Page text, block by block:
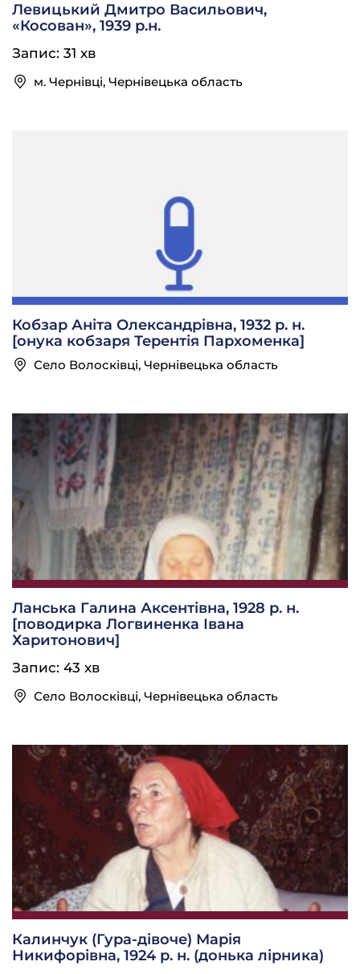
Левицький Дмитро Васильович,
«Косован», 1939 р.н.
Запис: 31 хв
м. Чернівці, Чернівецька область
Кобзар Аніта Олександрівна, 1932 р. н.
[онука кобзаря Терентія Пархоменка]
Село Волосківці, Чернівецька область
Ланська Галина Аксентівна, 1928 р. н.
[поводирка Логвиненка Івана
Харитонович]
Запис: 43 хв
Село Волосківці, Чернівецька область
Калинчук (Гура-дівоче) Марія
Никифорівна, 1924 р. н. (донька лірника)